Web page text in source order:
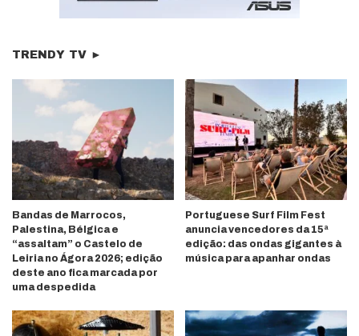
TRENDY TV ►
Bandas de Marrocos,
Palestina, Bélgica e
“assaltam” o Castelo de
Leiria no Ágora 2026; edição
deste ano fica marcada por
uma despedida
Portuguese Surf Film Fest
anuncia vencedores da 15ª
edição: das ondas gigantes à
música para apanhar ondas